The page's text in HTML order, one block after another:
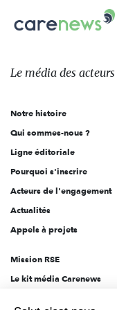
sur:
Carenews,
Le
des
l'engagement
Le média des acteurs
Notre histoire
Qui sommes-nous ?
Ligne éditoriale
Pourquoi s'inscrire
Acteurs de l'engagement
Actualités
Appels à projets
Mission RSE
Le kit média Carenews